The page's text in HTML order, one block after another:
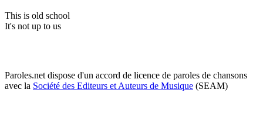
This is old school
It's not up to us
Paroles.net dispose d'un accord de licence de paroles de chansons
avec la Société des Editeurs et Auteurs de Musique (SEAM)